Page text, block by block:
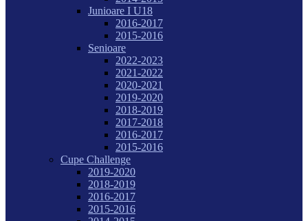
Junioare I U18
2016-2017
2015-2016
Senioare
2022-2023
2021-2022
2020-2021
2019-2020
2018-2019
2017-2018
2016-2017
2015-2016
Cupe Challenge
2019-2020
2018-2019
2016-2017
2015-2016